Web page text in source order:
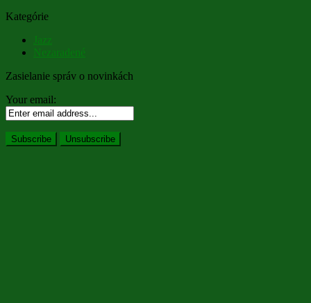
Kategórie
Jazz
Nezaradené
Zasielanie správ o novinkách
Your email: